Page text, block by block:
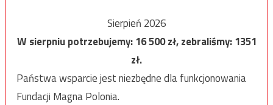
Sierpień 2026
W sierpniu potrzebujemy:16 500zł, zebraliśmy:1351
zł.
Państwa wsparcie jest niezbędne dla funkcjonowania
Fundacji Magna Polonia.